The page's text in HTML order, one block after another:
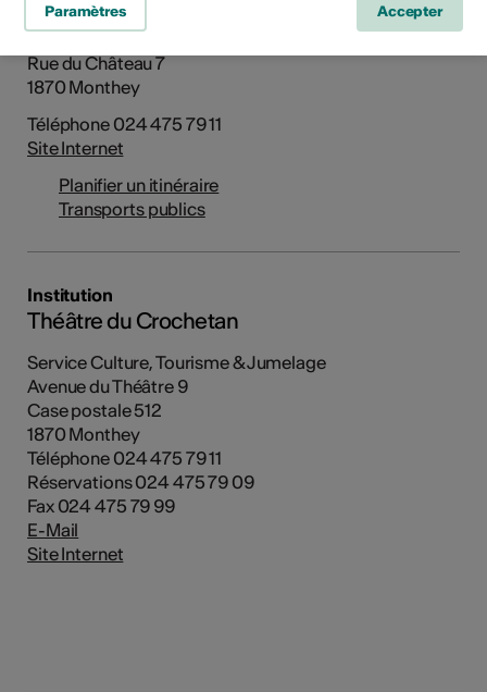
Théâtre du Crochetan
Lieu de concert et d'exposition
Rue du Château 7
1870 Monthey
Téléphone 024 475 79 11
Site Internet
Planifier un itinéraire
Transports publics
Institution
Théâtre du Crochetan
Service Culture, Tourisme & Jumelage
Avenue du Théâtre 9
Case postale 512
1870 Monthey
Téléphone 024 475 79 11
Réservations 024 475 79 09
Fax 024 475 79 99
E-Mail
Site Internet
Paramètres Accepter